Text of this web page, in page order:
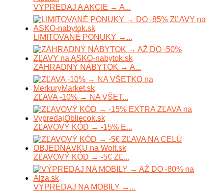
VÝPREDAJ A AKCIE → A...
LIMITOVANÉ PONUKY →...
ZÁHRADNÝ NÁBYTOK → A...
ZĽAVA -10% → NA VŠET...
ZĽAVOVÝ KÓD → -15% E...
ZĽAVOVÝ KÓD → -5€ ZĽ...
VÝPREDAJ NA MOBILY →...